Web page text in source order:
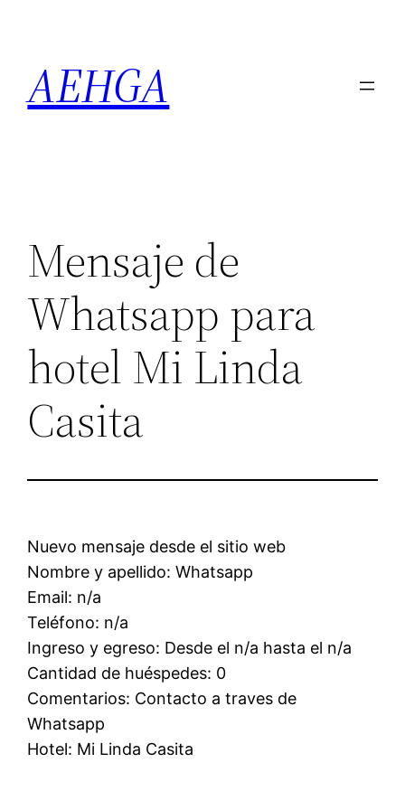
contenido
AEHGA
Mensaje de
Whatsapp para
hotel Mi Linda
Casita
Nuevo mensaje desde el sitio web
Nombre y apellido: Whatsapp
Email: n/a
Teléfono: n/a
Ingreso y egreso: Desde el n/a hasta el n/a
Cantidad de huéspedes: 0
Comentarios: Contacto a traves de
Whatsapp
Hotel: Mi Linda Casita